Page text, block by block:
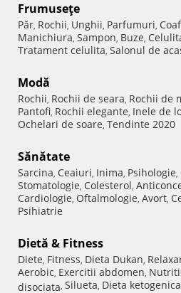
Frumuseţe
Păr, Rochii, Unghii, Parfumuri,
Manichiura, Sampon, Buze,
Tratament celulita, Salonul de
Modă
Rochii, Rochii de seara, Rochii de
Pantofi, Rochii elegante, Inele de
Ochelari de soare, Tendinte 2020
Sănătate
Sarcina, Ceaiuri, Inima, Psihologie,
Stomatologie, Colesterol,
Cardiologie, Oftalmologie, Avort,
Psihiatrie
Dietă & Fitness
Diete, Fitness, Dieta Dukan,
Aerobic, Exercitii abdomen,
disociata, Silueta, Dieta ketogenica